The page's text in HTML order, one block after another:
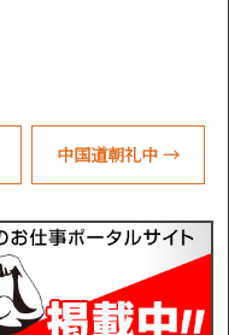
中国道朝礼中 →